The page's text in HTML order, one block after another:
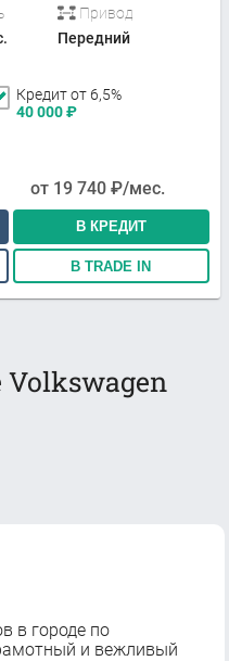
Привод
Передний
Кредит от 6,5%
40 000₽
от 19 740 ₽/мес.
В КРЕДИТ
В TRADE IN
в городе по
и вежливый